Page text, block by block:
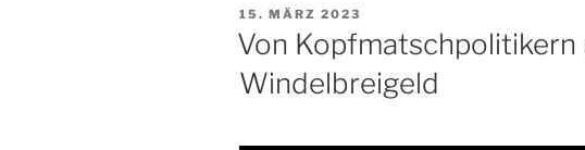
VERÖFFENTLICHT
AM
15. MÄRZ 2023
Von Kopfmatschpolitikern
Windelbreigeld